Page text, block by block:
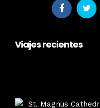
Viajes recientes